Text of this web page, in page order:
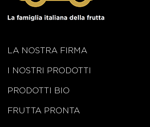
LA NOSTRA FIRMA
I NOSTRI PRODOTTI
PRODOTTI BIO
FRUTTA PRONTA